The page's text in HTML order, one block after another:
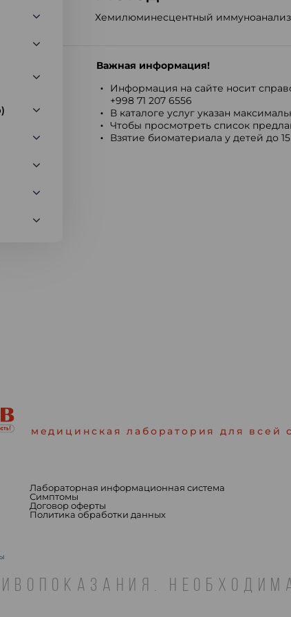
Хемилюминесцентный
Важная информация!
Информация на сайте носит
+998 71 207 6556
В каталоге услуг указан
Чтобы просмотреть список
Взятие биоматериала у детей до
медицинская лаборатория для всей
Лабораторная информационная система
Симптомы
Договор оферты
Политика обработки данных